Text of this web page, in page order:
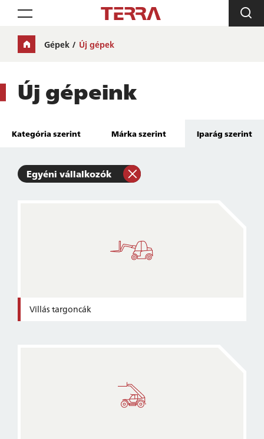
Toggle navigation
Gépek Új gépek
Új gépeink
Kategória szerint Márka szerint Iparág szerint
Egyéni vállalkozók
Villás targoncák